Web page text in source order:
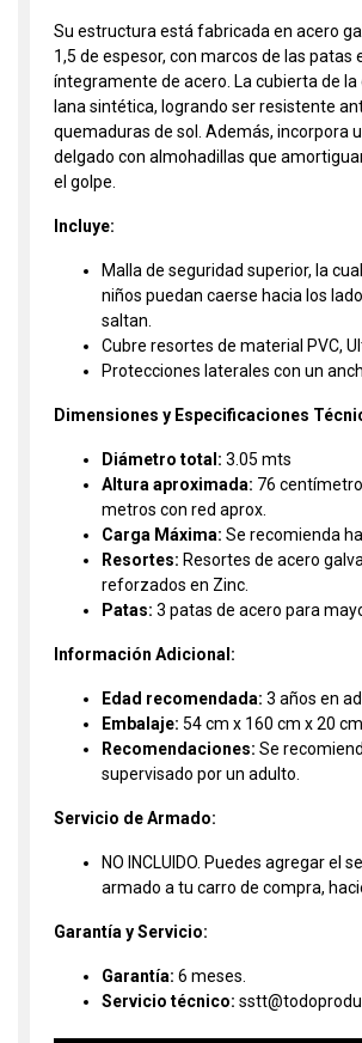
Su estructura está fabricada en acero
1,5 de espesor, con marcos de las patas
íntegramente de acero. La cubierta de la
lana sintética, logrando ser resistente
quemaduras de sol. Además, incorpora
delgado con almohadillas que
el golpe.
Incluye:
Malla de seguridad superior, la
niños puedan caerse hacia los
saltan.
Cubre resortes de material PVC,
Protecciones laterales con un
Dimensiones y Especificaciones
Diámetro total: 3.05 mts
Altura aproximada: 76
metros con red aprox.
Carga Máxima: Se recomienda
Resortes: Resortes de acero
reforzados en Zinc.
Patas: 3 patas de acero para
Información Adicional:
Edad recomendada: 3 años en
Embalaje: 54 cm x 160 cm x 20 cm.
Recomendaciones: Se
supervisado por un adulto.
Servicio de Armado:
NO INCLUIDO. Puedes agregar el
armado a tu carro de compra,
Garantía y Servicio:
Garantía: 6 meses.
Servicio técnico: